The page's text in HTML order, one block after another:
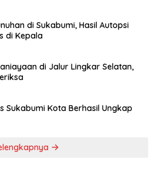
di Sukabumi, Hasil Autopsi
di Kepala
di Jalur Lingkar Selatan,
Sukabumi Kota Berhasil Ungkap